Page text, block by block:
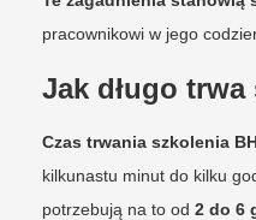
pracownikowi w jego
Jak długo
Czas trwania szkolenia
kilkunastu minut do kilku
potrzebują na to od 2 do 6